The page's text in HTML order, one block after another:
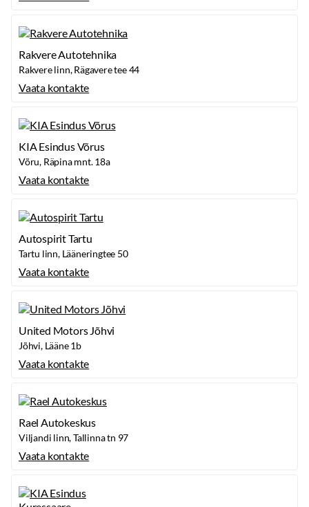
2 kõrgsageduskõlarit
Häältuvastusega helisüsteemi juhtimine roolilt
8" puutetundliku ekraaniga heli- ja navigatsioonisüsteem (sisaldab
raadio, DAB, TMS, RDS, Apple CarPlay/Android Auto)
KIA rakendus
Rakvere Autotehnika
Rakvere linn, Rägavere tee 44
Vaata kontakte
KIA Esindus Võrus
Võru, Räpina mnt. 18a
Vaata kontakte
Autospirit Tartu
Tartu linn, Lääneringtee 50
Vaata kontakte
United Motors Jõhvi
Jõhvi, Lääne 1b
Vaata kontakte
Rael Autokeskus
Viljandi linn, Tallinna tn 97
Vaata kontakte